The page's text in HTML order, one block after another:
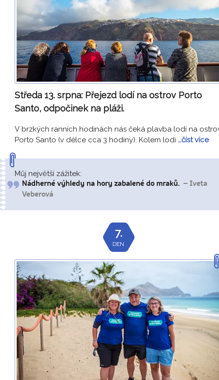
Středa 13. srpna: Přejezd lodí na ostrov Porto
Santo, odpočinek na pláži.
V brzkých ranních hodinách nás čeká plavba lodí na
Porto Santo (v délce cca 3 hodiny). Kolem lodi …číst více
Můj největší zážitek:
Nádherné výhledy na hory zabalené do mraků. – Iveta
Veberová
7.
DEN